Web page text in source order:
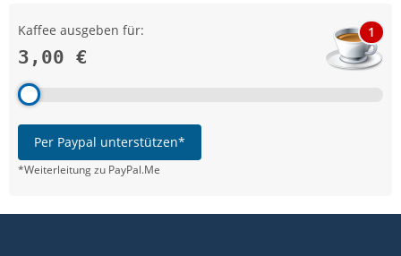
Kaffee ausgeben für:
3,00 €
1
Per Paypal unterstützen*
*Weiterleitung zu PayPal.Me